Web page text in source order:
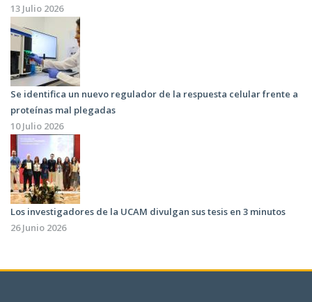
13 Julio 2026
Se identifica un nuevo regulador de la respuesta celular frente a
proteínas mal plegadas
10 Julio 2026
Los investigadores de la UCAM divulgan sus tesis en 3 minutos
26 Junio 2026